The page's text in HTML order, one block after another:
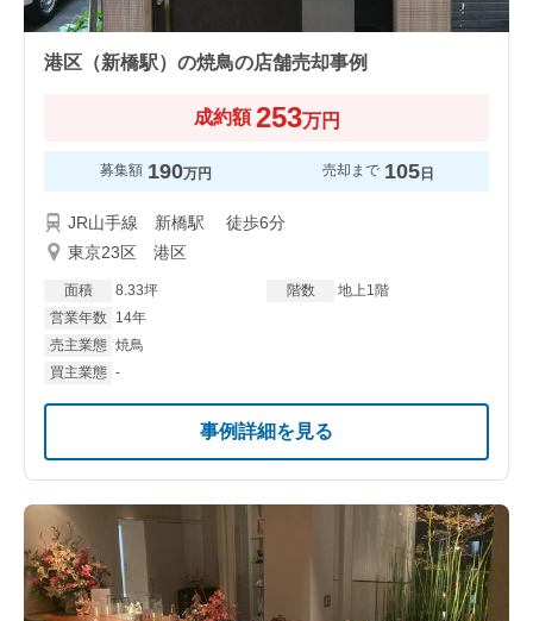
港区（新橋駅）の焼鳥の店舗売却事例
成約額 253万円
募集額 190万円 売却まで 105日
JR山手線 新橋駅 徒歩6分
東京23区 港区
面積 8.33坪 階数
地上1階
営業年数
14年
売主業態 焼鳥
買主業態 -
事例詳細を見る